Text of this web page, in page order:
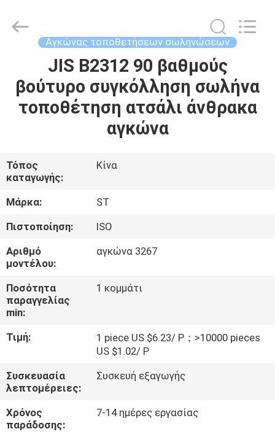
ΑΡΧΙΚΉ
ΣΕΛΊΔΑ
ΒΊΝΤΕΟ
ΕΜΦΆΝΙΣΗ
VR
ΣΧΕΤΙΚΆ
ΜΕ
ΕΜΆΣ
ΓΎΡΟΣ
ΕΡΓΟΣΤΑΣΊΩΝ
ΠΟΙΟΤΙΚΌΣ
ΈΛΕΓΧΟΣ
Ltd..
Αγκώνας τοποθετήσεων σωληνώσεων
JIS B2312 90 βαθμούς
βούτυρο συγκόλληση σωλήνα
τοποθέτηση ατσάλι άνθρακα
αγκώνα
Τόπος
καταγωγής:
Κίνα
Μάρκα:
ST
Πιστοποίηση:
ISO
Αριθμό
μοντέλου:
αγκώνα 3267
Ποσότητα
παραγγελίας
min:
1 κομμάτι
Τιμή:
1 piece US $6.23/ P；>10000 pieces
US $1.02/ P
Συσκευασία
λεπτομέρειες:
Συσκευή εξαγωγής
Χρόνος
παράδοσης:
7-14 ημέρες εργασίας